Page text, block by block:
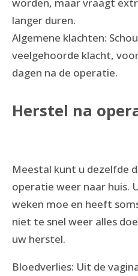
langer duren.
Algemene klachten:
veelgehoorde klacht,
dagen na de operatie.
Herstel na
Meestal kunt u dezelfde
operatie weer naar huis.
weken moe en heeft
niet te snel weer alles
uw herstel.
Bloedverlies: Uit de